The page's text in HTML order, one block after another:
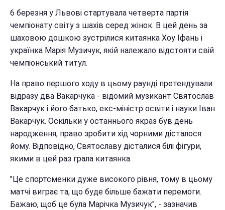
6 березня у Львові стартувала четверта партія
чемпіонату світу з шахів серед жінок. В цей день за
шаховою дошкою зустрілися китаянка Хоу Іфань і
українка Марія Музичук, якій належало відстояти свій
чемпіонський титул.
На право першого ходу в цьому раунді претендували
відразу два Вакарчука - відомий музикант Святослав
Вакарчук і його батько, екс-міністр освіти і науки Іван
Вакарчук. Оскільки у останнього якраз був день
народження, право зробити хід чорними дісталося
йому. Відповідно, Святославу дісталися білі фігури,
якими в цей раз грала китаянка.
"Це спортсменки дуже високого рівня, тому в цьому
матчі виграє та, що буде більше бажати перемоги.
Бажаю, щоб це була Марічка Музичук", - зазначив